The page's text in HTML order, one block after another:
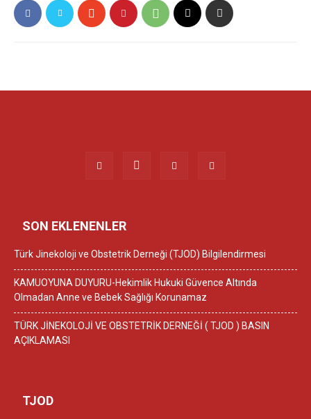
SON EKLENENLER
Türk Jinekoloji ve Obstetrik Derneği (TJOD) Bilgilendirmesi
KAMUOYUNA DUYURU-Hekimlik Hukuki Güvence Altında
Olmadan Anne ve Bebek Sağlığı Korunamaz
TÜRK JİNEKOLOJİ VE OBSTETRİK DERNEĞİ ( TJOD ) BASIN
AÇIKLAMASI
TJOD